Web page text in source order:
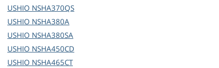
USHIO NSHA370QS
USHIO NSHA380A
USHIO NSHA380SA
USHIO NSHA450CD
USHIO NSHA465CT